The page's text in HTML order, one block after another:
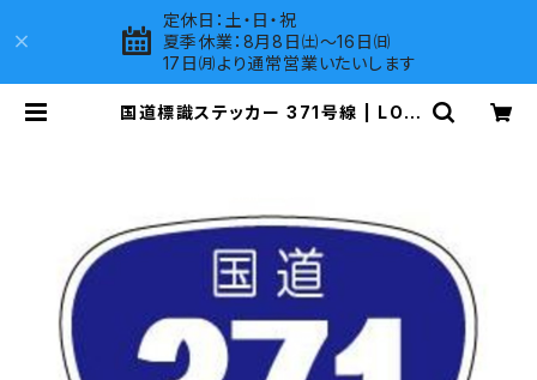
定休日：土・日・祝
夏季休業：8月8日㈯～16日㈰
17日㈪より通常営業いたいします
国道標識ステッカー 371号線 | LOV